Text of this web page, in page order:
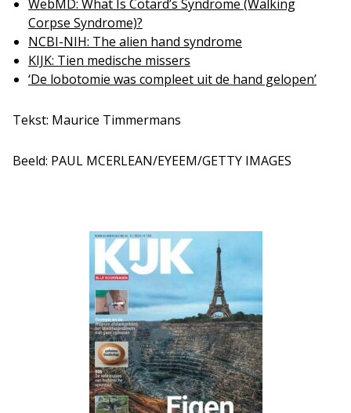
WebMD: What Is Cotard’s Syndrome (Walking
Corpse Syndrome)?
NCBI-NIH: The alien hand syndrome
KIJK: Tien medische missers
‘De lobotomie was compleet uit de hand gelopen’
Tekst: Maurice Timmermans
Beeld: PAUL MCERLEAN/EYEEM/GETTY IMAGES